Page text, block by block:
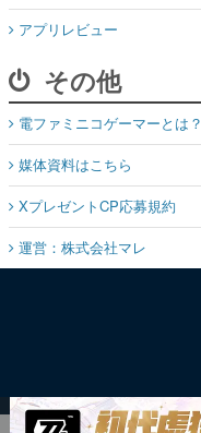
アプリレビュー
その他
電ファミニコゲーマーとは？
媒体資料はこちら
XプレゼントCP応募規約
運営：株式会社マレ